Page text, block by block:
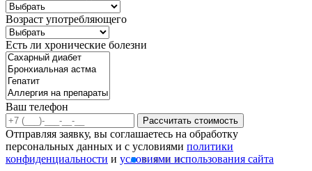
Возраст употребляющего
Есть ли хронические болезни
Ваш телефон
Рассчитать стоимость
Отправляя заявку, вы соглашаетесь на обработку
персональных данных и с условиями политики
конфиденциальности и условиями использования сайта